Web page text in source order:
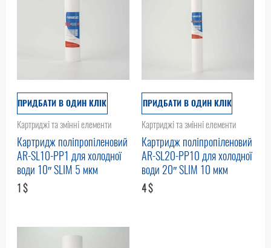
ПРИДБАТИ В ОДИН КЛІК
Картриджі та змінні елементи
Картридж поліпропіленовий
AR-SL10-PP1 для холодної
води 10″ SLIM 5 мкм
1 $
ПРИДБАТИ В ОДИН КЛІК
Картриджі та змінні елементи
Картридж поліпропіленовий
AR-SL20-PP10 для холодної
води 20″ SLIM 10 мкм
4$